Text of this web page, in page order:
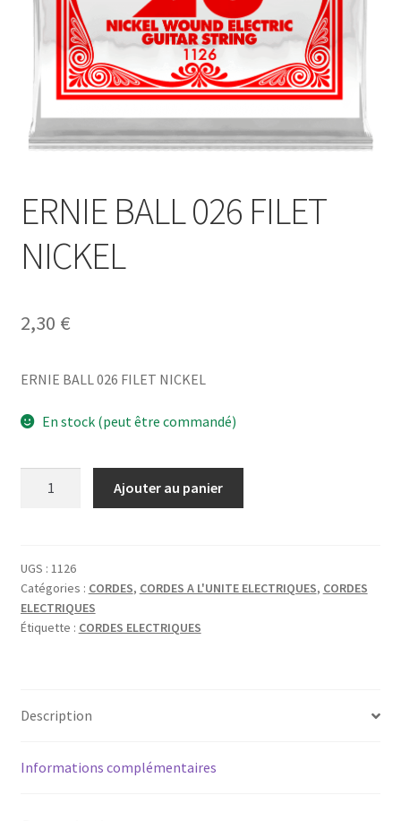
ERNIE BALL 026 FILET
NICKEL
2,30 €
ERNIE BALL 026 FILET NICKEL
En stock (peut être commandé)
026
FILET
NICKEL
Ajouter au panier
UGS : 1126
Catégories : CORDES, CORDES A L'UNITE ELECTRIQUES, CORDES
ELECTRIQUES
Étiquette : CORDES ELECTRIQUES
Description
Informations complémentaires